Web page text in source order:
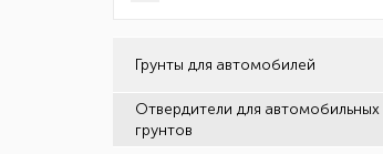
Грунты для автомобилей
Отвердители для автомобильных
грунтов